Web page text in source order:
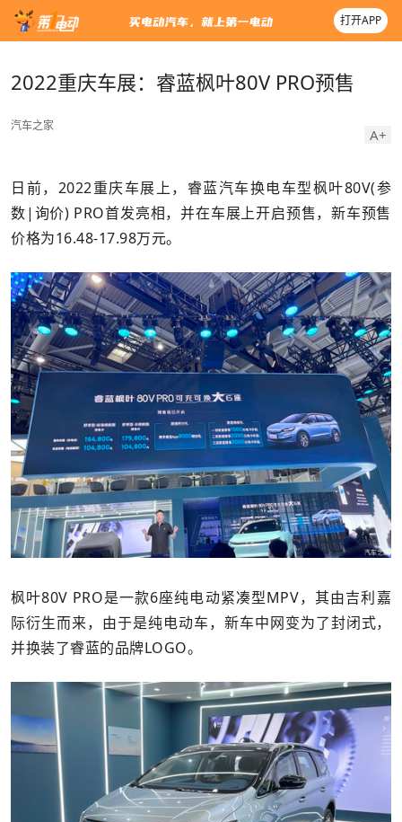
打开APP
2022重庆车展：睿蓝枫叶80V PRO预售
汽车之家
A+
日前，2022重庆车展上，睿蓝汽车换电车型枫叶80V(参
数|询价) PRO首发亮相，并在车展上开启预售，新车预售
价格为16.48-17.98万元。
枫叶80V PRO是一款6座纯电动紧凑型MPV，其由吉利嘉
际衍生而来，由于是纯电动车，新车中网变为了封闭式，
并换装了睿蓝的品牌LOGO。